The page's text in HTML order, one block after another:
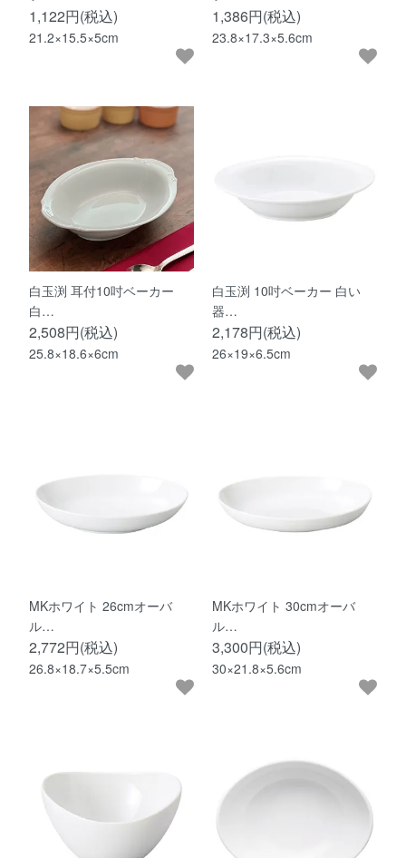
1,122円(税込)
21.2×15.5×5cm
1,386円(税込)
23.8×17.3×5.6cm
白玉渕 耳付10吋ベーカー
白…
2,508円(税込)
25.8×18.6×6cm
白玉渕 10吋ベーカー 白い
器…
2,178円(税込)
26×19×6.5cm
MKホワイト 26cmオーバ
ル…
2,772円(税込)
26.8×18.7×5.5cm
MKホワイト 30cmオーバ
ル…
3,300円(税込)
30×21.8×5.6cm